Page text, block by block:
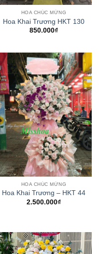
HOA CHÚC MỪNG
Hoa Khai Trương HKT 130
850.000₫
HOA CHÚC MỪNG
Hoa Khai Trương – HKT 44
2.500.000₫